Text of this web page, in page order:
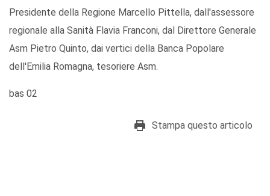
Presidente della Regione Marcello Pittella, dall'assessore
regionale alla Sanità Flavia Franconi, dal Direttore Generale
Asm Pietro Quinto, dai vertici della Banca Popolare
dell'Emilia Romagna, tesoriere Asm.
bas 02
Stampa questo articolo